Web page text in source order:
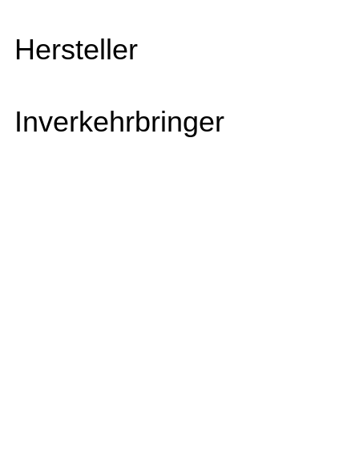
Hersteller
Inverkehrbringer